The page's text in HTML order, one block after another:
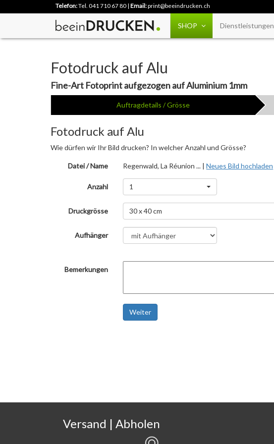
Telefon:Tel. 041 710 67 80 | Email:print@beeindrucken.ch
SHOP Dienstleistungen
Fotodruck auf Alu
Fine-Art Fotoprint aufgezogen auf Aluminium 1mm
Auftragdetails / Grösse
Fotodruck auf Alu
Wie dürfen wir Ihr Bild drucken? In welcher Anzahl und Grösse?
Datei / Name Regenwald, La Réunion ... |Neues Bild hochladen
Anzahl 1
Druckgrösse 30 x 40 cm
Aufhänger
Bemerkungen
Weiter
Versand | Abholen